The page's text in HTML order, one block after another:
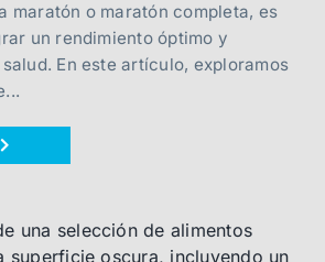
maratón o maratón completa, es
un rendimiento óptimo y
En este artículo, exploramos